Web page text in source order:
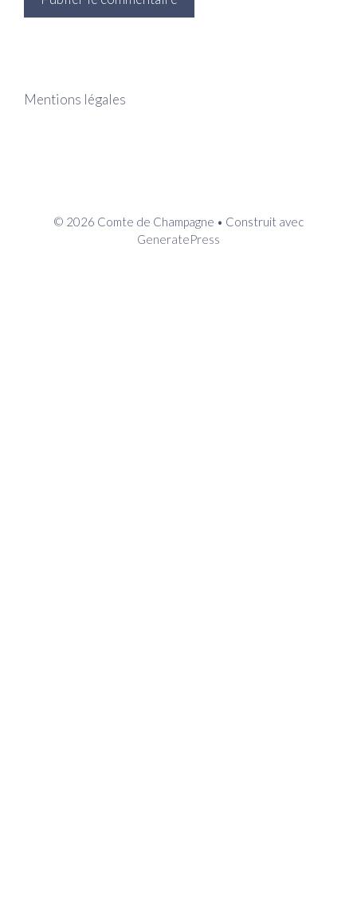
Mentions légales
© 2026 Comte de Champagne • Construit avec
GeneratePress